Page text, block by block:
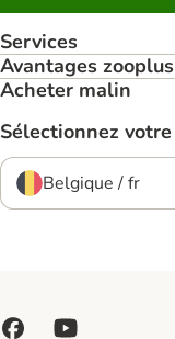
Services
Avantages zooplus
Acheter malin
Sélectionnez
Belgique / fr